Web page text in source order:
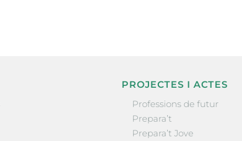
PROJECTES I ACTES
Professions de futur
Prepara’t
Prepara’t Jove